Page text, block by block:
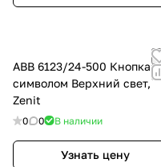
ABB 6123/24-500 Кнопка с
символом Верхний свет,
Zenit
0 0 В наличии
Узнать цену